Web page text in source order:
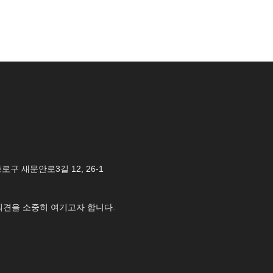
구 새문안로3길 12, 26-1
을 소중히 여기고자 합니다.